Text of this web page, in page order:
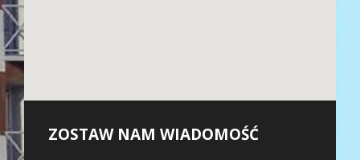
ZOSTAW NAM WIADOMOŚĆ